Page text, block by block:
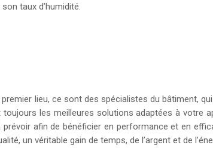
taux d’humidité.
lieu, ce sont des spécialistes du bâtiment,
les meilleures solutions adaptées à votre
afin de bénéficier en performance et en
un véritable gain de temps, de l’argent et de